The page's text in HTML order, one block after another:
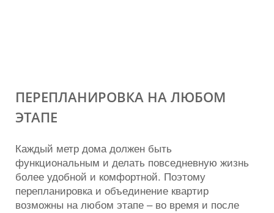
ПЕРЕПЛАНИРОВКА НА ЛЮБОМ
ЭТАПЕ
Каждый метр дома должен быть
функциональным и делать повседневную жизнь
более удобной и комфортной. Поэтому
перепланировка и объединение квартир
возможны на любом этапе – во время и после